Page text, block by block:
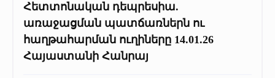
Հետտոնական դեպրեսիա.
առաջացման պատճառներն ու
հաղթահարման ուղիները 14.01.26
Հայաստանի Հանրայ